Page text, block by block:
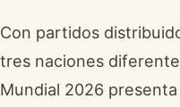
Con partidos
tres naciones
Mundial 2026